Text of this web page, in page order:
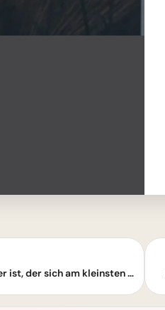
Wahre Größe: Warum der größte Mensch der ist, der sich am kleinsten macht